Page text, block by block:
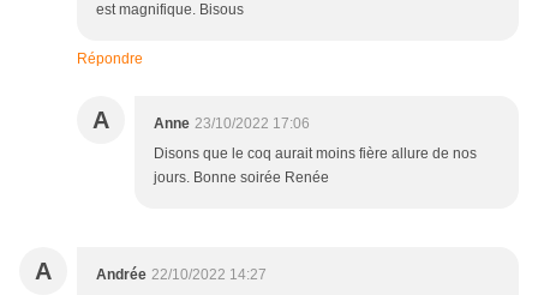
est magnifique. Bisous
Répondre
A Anne 23/10/2022 17:06
Disons que le coq aurait moins fière allure de nos
jours. Bonne soirée Renée
A Andrée 22/10/2022 14:27